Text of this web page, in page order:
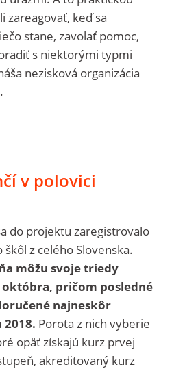
zareagovať, keď sa
stane, zavolať pomoc,
s niektorými typmi
nezisková organizácia
v polovici
do projektu zaregistrovalo
z celého Slovenska.
môžu svoje triedy
pričom posledné
najneskôr
Porota z nich vyberie
opäť získajú kurz prvej
akreditovaný kurz